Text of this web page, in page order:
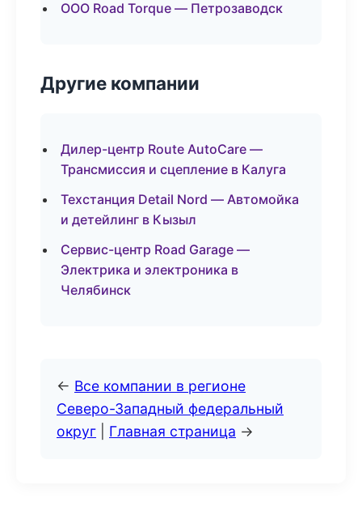
ООО Road Torque — Петрозаводск
Другие компании
Дилер-центр Route AutoCare —
Трансмиссия и сцепление в Калуга
Техстанция Detail Nord — Автомойка
и детейлинг в Кызыл
Сервис-центр Road Garage —
Электрика и электроника в
Челябинск
← Все компании в регионе
Северо-Западный федеральный
округ
Главная страница →